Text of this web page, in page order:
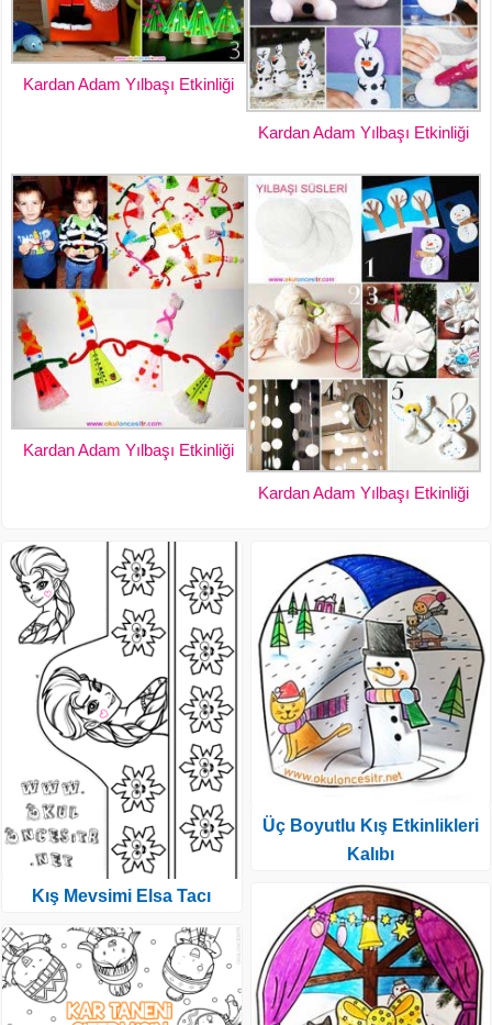
Kardan Adam Yılbaşı Etkinliği
Kardan Adam Yılbaşı Etkinliği
Kardan Adam Yılbaşı Etkinliği
Kardan Adam Yılbaşı Etkinliği
Kış Mevsimi Elsa Tacı
Üç Boyutlu Kış Etkinlikleri
Kalıbı